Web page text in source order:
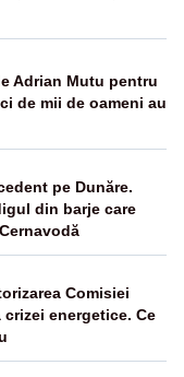
Adrian Mutu pentru
de mii de oameni au
pe Dunăre.
din barje care
Comisiei
energetice. Ce